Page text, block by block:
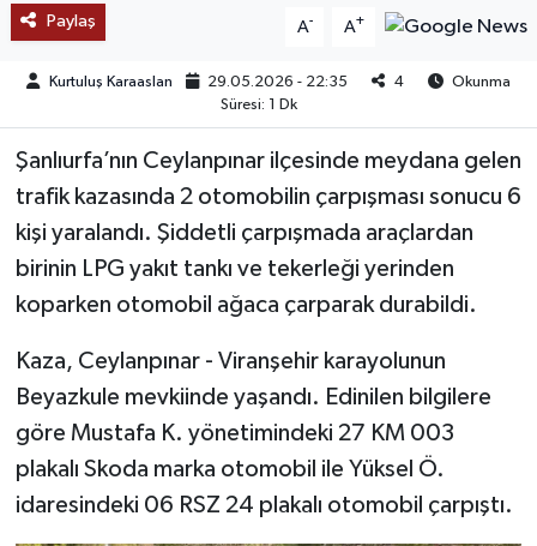
Paylaş A- A+
Kurtuluş Karaaslan 29.05.2026 - 22:35 4
Okunma
Süresi: 1 Dk
Şanlıurfa’nın Ceylanpınar ilçesinde meydana gelen
trafik kazasında 2 otomobilin çarpışması sonucu 6
kişi yaralandı. Şiddetli çarpışmada araçlardan
birinin LPG yakıt tankı ve tekerleği yerinden
koparken otomobil ağaca çarparak durabildi.
Kaza, Ceylanpınar - Viranşehir karayolunun
Beyazkule mevkiinde yaşandı. Edinilen bilgilere
göre Mustafa K. yönetimindeki 27 KM 003
plakalı Skoda marka otomobil ile Yüksel Ö.
idaresindeki 06 RSZ 24 plakalı otomobil çarpıştı.
TREND
MEDYA
OTOMOTİV
YAŞAM